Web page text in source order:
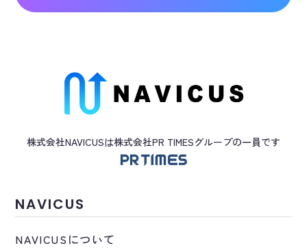
株式会社NAVICUSは株式会社PR TIMESグループの一員です
NAVICUS
NAVICUSについて